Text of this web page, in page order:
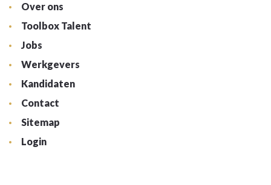
Over ons
Toolbox Talent
Jobs
Werkgevers
Kandidaten
Contact
Sitemap
Login